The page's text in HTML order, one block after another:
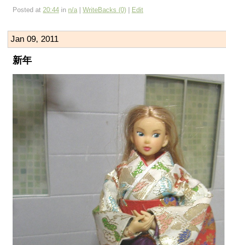
Posted at 20:44 in n/a WriteBacks (0) Edit
Jan 09, 2011
新年